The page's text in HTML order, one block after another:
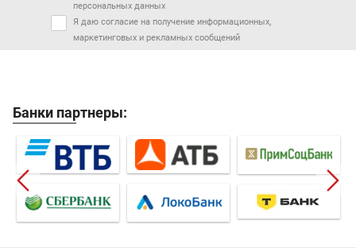
персональных данных
Я даю согласие на получение информационных,
маркетинговых и рекламных сообщений
Банки партнеры: